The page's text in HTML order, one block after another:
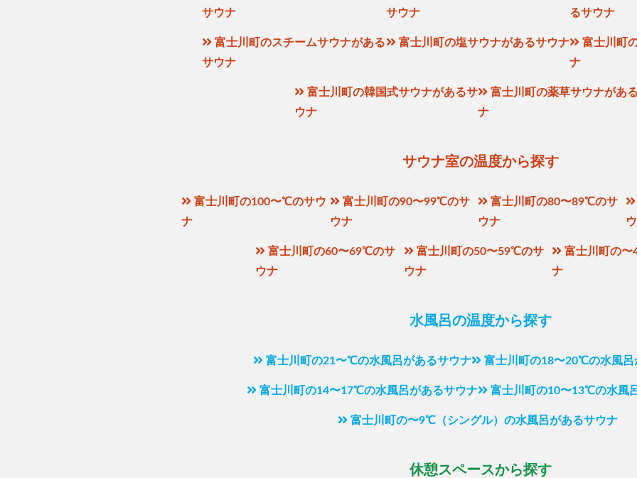
サウナ
サウナ
るサウナ
富士川町のスチームサウナがある
サウナ
富士川町の塩サウナがあるサウナ
富士川町
ナ
富士川町の韓国式サウナがあるサ
ウナ
富士川町の薬草サウナがあ
ナ
サウナ室の温度から探す
富士川町の100〜℃のサウ
ナ
富士川町の90〜99℃のサ
ウナ
富士川町の80〜89℃のサ
ウナ
富士川町の60〜69℃のサ
ウナ
富士川町の50〜59℃のサ
ウナ
富士川町の
ナ
水風呂の温度から探す
富士川町の21〜℃の水風呂があるサウナ 富士川町の18〜20℃の水風呂
富士川町の14〜17℃の水風呂があるサウナ 富士川町の10〜13℃の水風
富士川町の〜9℃（シングル）の水風呂があるサウナ
休憩スペースから探す